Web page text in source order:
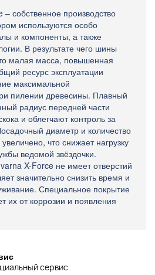
собственное производство
используются особо
и компоненты, а также
В результате чего шины
малая масса, повышенная
ресурс эксплуатации
максимальной
пилении древесины. Плавный
радиус передней части
и облегчают контроль за
диаметр и количество
что снижает нагрузку
ведомой звёздочки.
X-Force не имеет отверстий
значительно снизить время и
Специальное покрытие
от коррозии и появления
сервис